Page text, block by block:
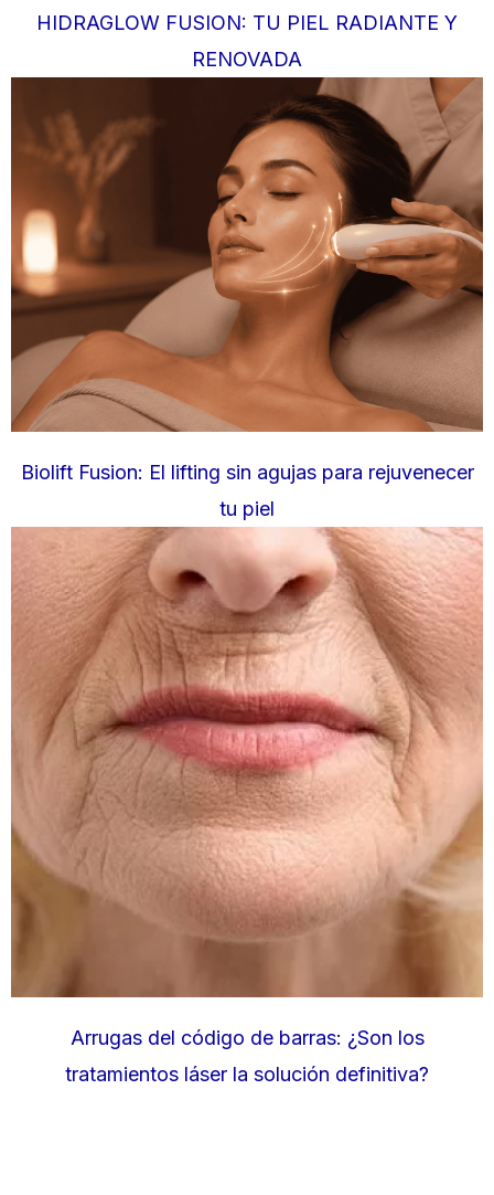
HIDRAGLOW FUSION: TU PIEL RADIANTE Y
RENOVADA
Biolift Fusion: El lifting sin agujas para rejuvenecer
tu piel
Arrugas del código de barras: ¿Son los
tratamientos láser la solución definitiva?